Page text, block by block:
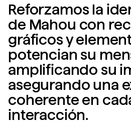
Reforzamos la
de Mahou con
gráficos y
potencian su
amplificando su
asegurando una
coherente en
interacción.